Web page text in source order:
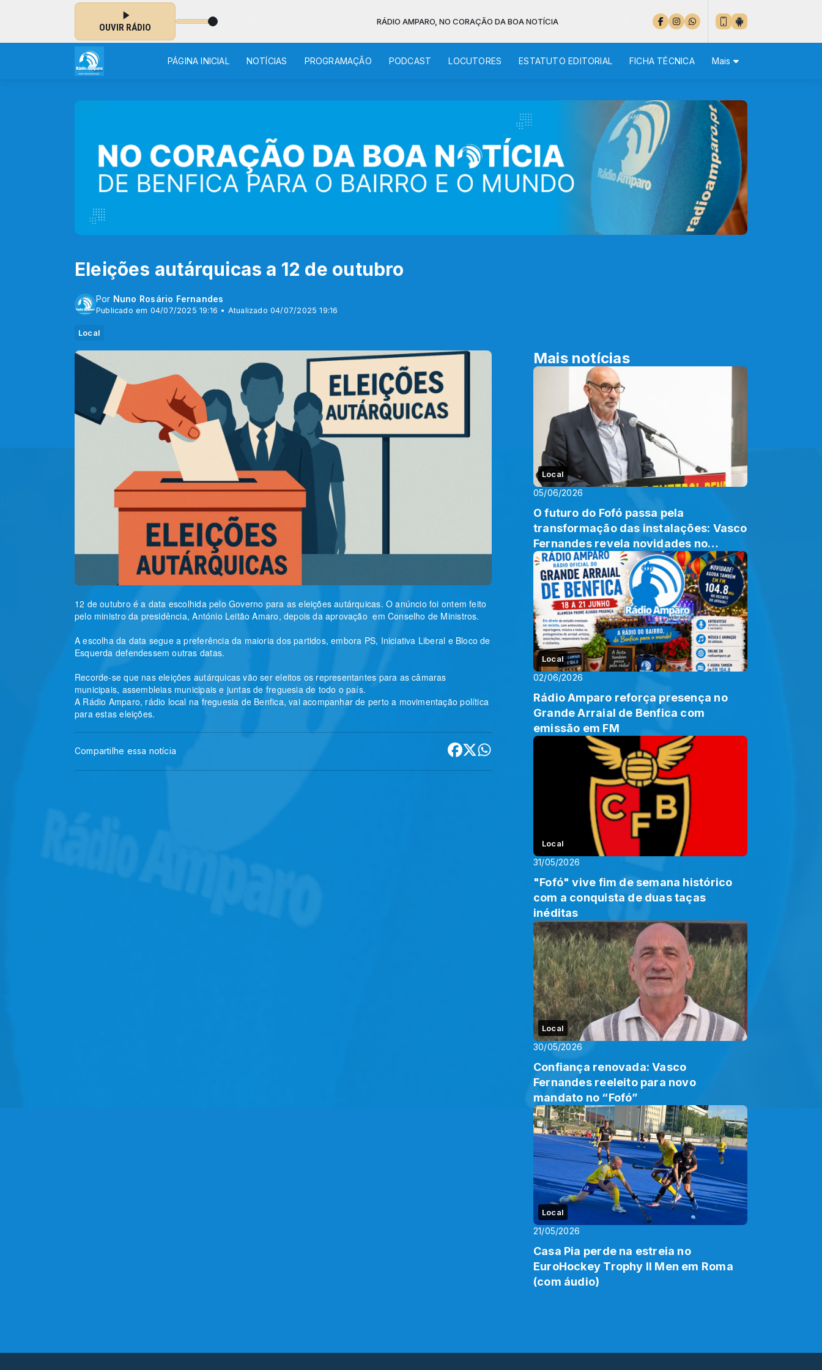
OUVIR RÁDIO
RÁDIO AMPARO, NO CORAÇÃO DA BOA NOTÍCIA
PÁGINA INICIAL NOTÍCIAS PROGRAMAÇÃO PODCAST LOCUTORES ESTATUTO EDITORIAL FICHA TÉCNICA Mais
Eleições autárquicas a 12 de outubro
Por Nuno Rosário Fernandes
Publicado em 04/07/2025 19:16 • Atualizado 04/07/2025 19:16
Local
12 de outubro é a data escolhida pelo Governo para as eleições autárquicas. O anúncio foi ontem feito
pelo ministro da presidência, António Leitão Amaro, depois da aprovação em Conselho de Ministros.
A escolha da data segue a preferência da maioria dos partidos, embora PS, Iniciativa Liberal e Bloco de
Esquerda defendessem outras datas.
Recorde-se que nas eleições autárquicas vão ser eleitos os representantes para as câmaras
municipais, assembleias municipais e juntas de freguesia de todo o país.
A Rádio Amparo, rádio local na freguesia de Benfica, vai acompanhar de perto a movimentação política
para estas eleições.
Compartilhe essa notícia
Mais notícias
Local
05/06/2026
O futuro do Fofó passa pela
transformação das instalações: Vasco
Fernandes revela novidades no
Triveladas
Local
02/06/2026
Rádio Amparo reforça presença no
Grande Arraial de Benfica com
emissão em FM
Local
31/05/2026
"Fofó" vive fim de semana histórico
com a conquista de duas taças
inéditas
Local
30/05/2026
Confiança renovada: Vasco
Fernandes reeleito para novo
mandato no “Fofó”
Local
21/05/2026
Casa Pia perde na estreia no
EuroHockey Trophy II Men em Roma
(com áudio)